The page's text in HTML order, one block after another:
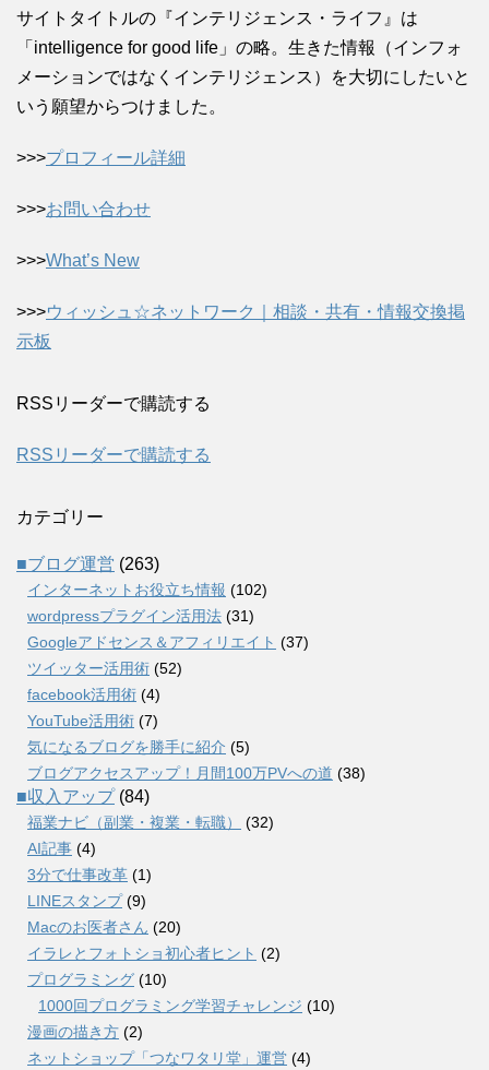
サイトタイトルの『インテリジェンス・ライフ』は
「intelligence for good life」の略。生きた情報（インフォ
メーションではなくインテリジェンス）を大切にしたいと
いう願望からつけました。
>>>プロフィール詳細
>>>お問い合わせ
>>>What’s New
>>>ウィッシュ☆ネットワーク｜相談・共有・情報交換掲
示板
RSSリーダーで購読する
RSSリーダーで購読する
カテゴリー
■ブログ運営 (263)
インターネットお役立ち情報 (102)
wordpressプラグイン活用法 (31)
Googleアドセンス＆アフィリエイト (37)
ツイッター活用術 (52)
facebook活用術 (4)
YouTube活用術 (7)
気になるブログを勝手に紹介 (5)
ブログアクセスアップ！月間100万PVへの道 (38)
■収入アップ(84)
福業ナビ（副業・複業・転職）
(32)
AI記事 (4)
3分で仕事改革 (1)
LINEスタンプ(9)
Macのお医者さん (20)
イラレとフォトショ初心者ヒント (2)
プログラミング (10)
1000回プログラミング学習チャレンジ (10)
漫画の描き方 (2)
ネットショップ「つなワタリ堂」運営 (4)